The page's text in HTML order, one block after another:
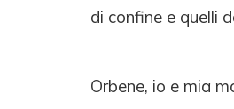
di confine e quelli
Orbene, io e mia